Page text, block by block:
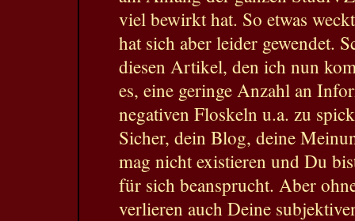
viel bewirkt hat. So etwas
hat sich aber leider gewendet.
diesen Artikel, den ich nun
es, eine geringe Anzahl an
negativen Floskeln u.a. zu
Sicher, dein Blog, deine
mag nicht existieren und Du
für sich beansprucht. Aber
verlieren auch Deine